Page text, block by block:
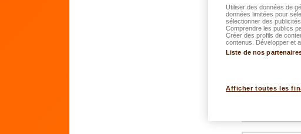
Nom*
Date de
Utiliser des données de
données limitées pour
sélectionner des
Comprendre les publics
Créer des profils de
contenus. Développer et
Liste de nos
Afficher toutes les